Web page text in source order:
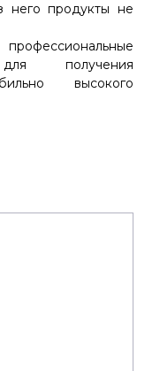
него продукты не
получения
высокого